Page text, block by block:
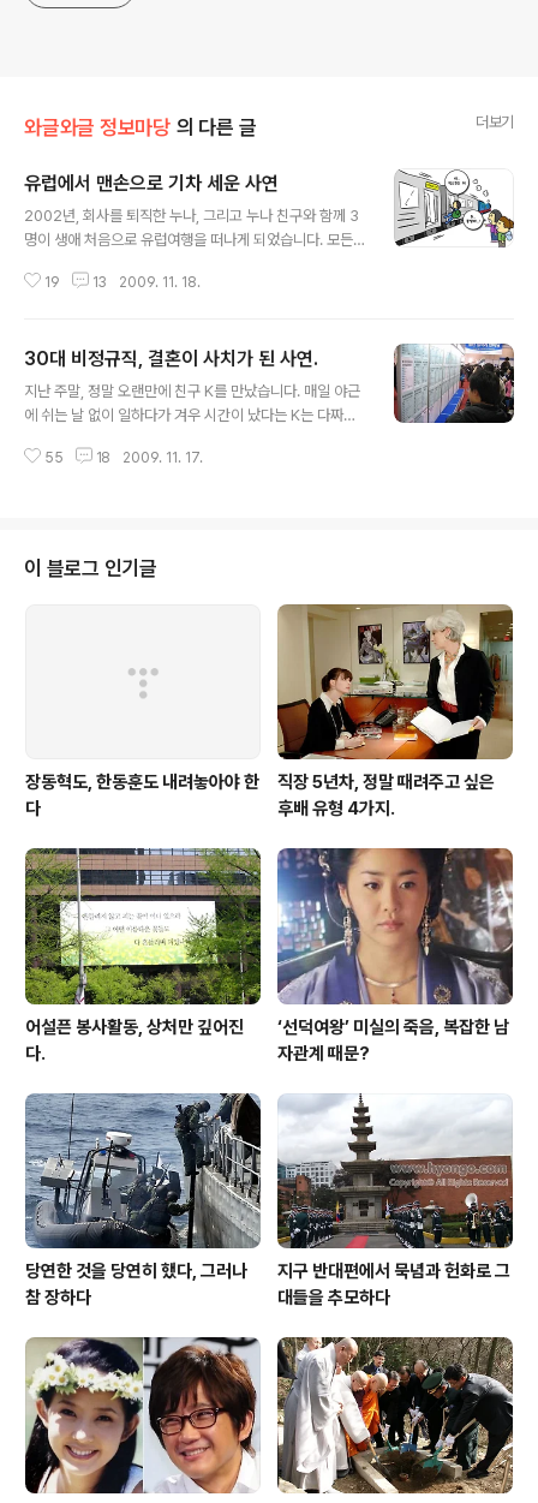
와글와글 정보마당 의 다른 글 더보기
유럽에서 맨손으로 기차 세운 사연
2002년, 회사를 퇴직한 누나, 그리고 누나 친구와 함께 3
명이 생애 처음으로 유럽여행을 떠나게 되었습니다. 모든
행이다보니 넉넉한 형편은 아니었지요. - 밤기차의 낭만?
간과 이동시간을 합쳐서 시간을 아낄수 있기 때문이죠. (당
시에는) 야간에 국경을 넘는 경우에는 기차의 차장이 여권
과 티켓을 거둬서 보관하여 국경통과절차를 처리하고, 목
여권과 티켓(유레일패스)을 차장아저씨에게 전달하고 단잠
19 13 2009. 11. 18.
30대 비정규직, 결혼이 사치가 된 사연.
지난 주말, 정말 오랜만에 친구 K를 만났습니다. 매일 야근
에 쉬는 날 없이 일하다가 겨우 시간이 났다는 K는 다짜고
도 결혼 못 할 것 같다.” 그의 얘기인 즉 슨 지난 달 여자친
자리는 어디에 있나? 나의 자리가 있기는 한 걸까?' 대학 졸
업 후 유학을 떠난 K는 외국에서 석사학위를 딴 후 장밋빛
미래를 꿈꾸며 한국에 돌아왔습니다. 하지만 극심한 취업
난에 나이까지 꽉 찬 K는 지원한 기업마다 번번이 낙방을
거듭했고 결국 한 중견기업의 비정규직으로 취업을 해야
했죠. K는 “지금까지 일..
55 18 2009. 11. 17.
이 블로그 인기글
장동혁도, 한동훈도 내려놓아야 한
다
직장 5년차, 정말 때려주고 싶은
후배 유형 4가지.
어설픈 봉사활동, 상처만 깊어진
다.
‘선덕여왕’ 미실의 죽음, 복잡한 남
자관계 때문?
당연한 것을 당연히 했다, 그러나
참 장하다
지구 반대편에서 묵념과 헌화로 그
대들을 추모하다